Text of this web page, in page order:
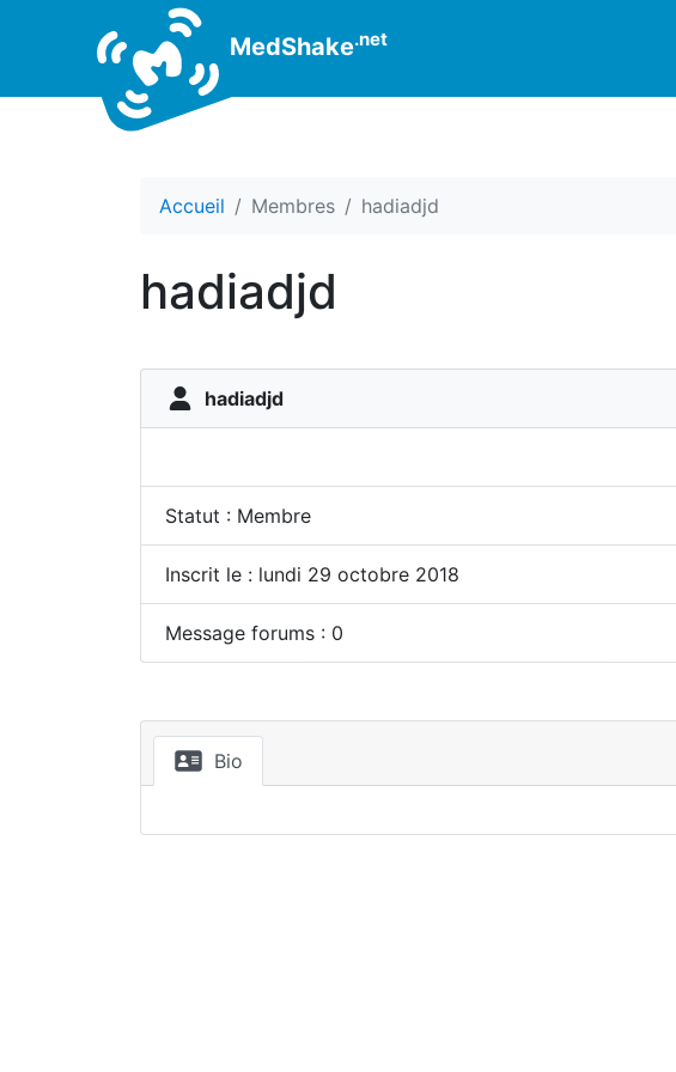
MedShake.net
Accueil Membres hadiadjd
hadiadjd
hadiadjd
Statut : Membre
Inscrit le : lundi 29 octobre 2018
Message forums : 0
Bio